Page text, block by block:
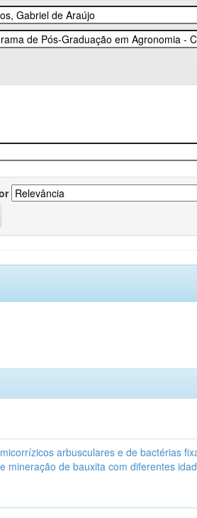
arbusculares e de bactérias
mineração de bauxita com diferentes